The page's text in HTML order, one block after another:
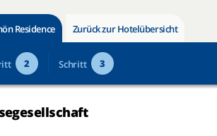
Residence Zurück zur Hotelübersicht
2 Schritt 3